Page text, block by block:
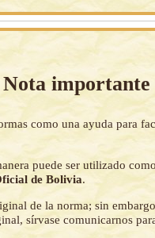
Nota importante
como una ayuda para
puede ser utilizado
de Bolivia.
de la norma; sin
sírvase comunicarnos